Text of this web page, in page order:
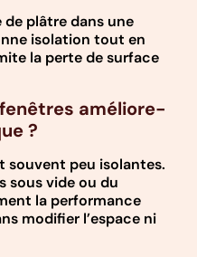
plâtre dans une
isolation tout en
la perte de surface
améliore-
?
souvent peu isolantes.
sous vide ou du
la performance
modifier l’espace ni